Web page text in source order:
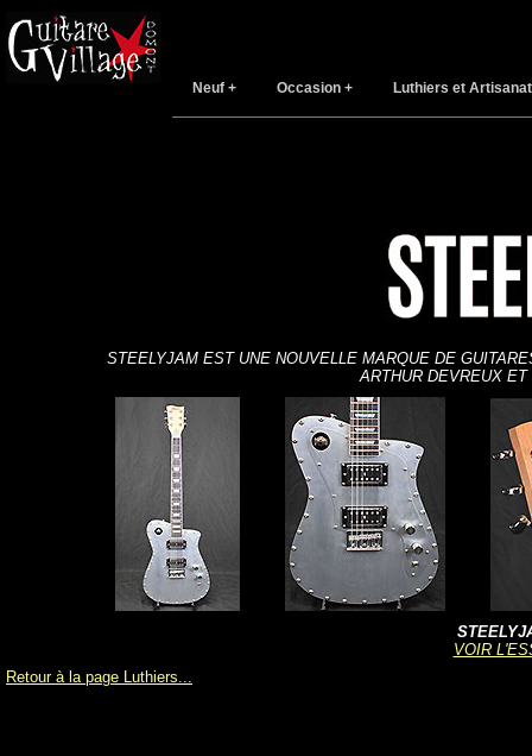
Neuf Occasion Luthiers et Artisanat
STEELYJAM EST UNE NOUVELLE MARQUE DE
ARTHUR DEVREUX
VOIR
Retour à la page Luthiers...